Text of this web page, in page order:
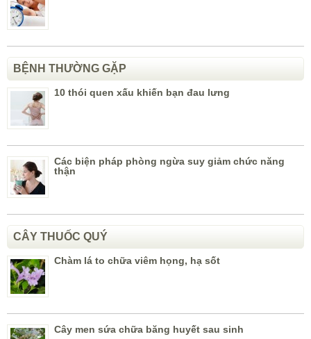
BỆNH THƯỜNG GẶP
10 thói quen xấu khiến bạn đau lưng
Các biện pháp phòng ngừa suy giảm chức năng
thận
CÂY THUỐC QUÝ
Chàm lá to chữa viêm họng, hạ sốt
Cây men sứa chữa băng huyết sau sinh